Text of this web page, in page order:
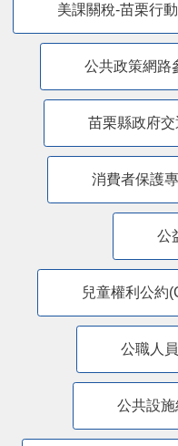
美課關稅-苗栗行
公共政策網路
苗栗縣政府交
消費者保護
公
兒童權利公約
公職人
公共設